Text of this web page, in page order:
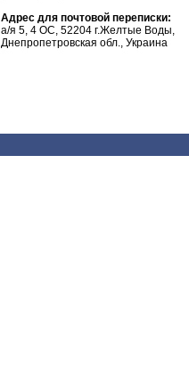
Адрес для почтовой переписки:
а/я 5, 4 ОС, 52204 г.Желтые Воды,
Днепропетровская обл., Украина